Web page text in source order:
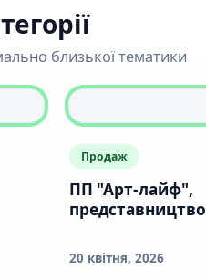
близької тематики
Продаж
ПП "Арт-лайф",
представництво
20 квітня, 2026